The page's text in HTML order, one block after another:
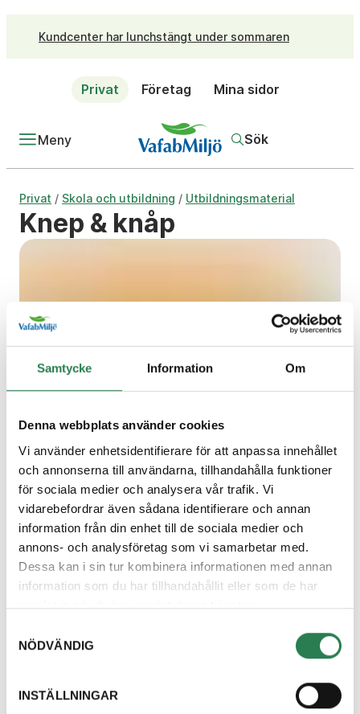
Samtycke Information Om
Denna webbplats använder cookies
Vi använder enhetsidentifierare för att anpassa innehållet
och annonserna till användarna, tillhandahålla funktioner
för sociala medier och analysera vår trafik. Vi
vidarebefordrar även sådana identifierare och annan
information från din enhet till de sociala medier och
annons- och analysföretag som vi samarbetar med.
Dessa kan i sin tur kombinera informationen med annan
information som du har tillhandahållit eller som de har
samlat in när du har använt deras tjänster.
NÖDVÄNDIG
INSTÄLLNINGAR
Kundcenter har lunchstängt under sommaren
Privat Företag Mina sidor
Meny Sök
Privat / Skola och utbildning / Utbildningsmaterial
Knep & knåp
Ladda ned PDF för utskrift
Kontaktperson
073-868 15 81
Emilia Hultman